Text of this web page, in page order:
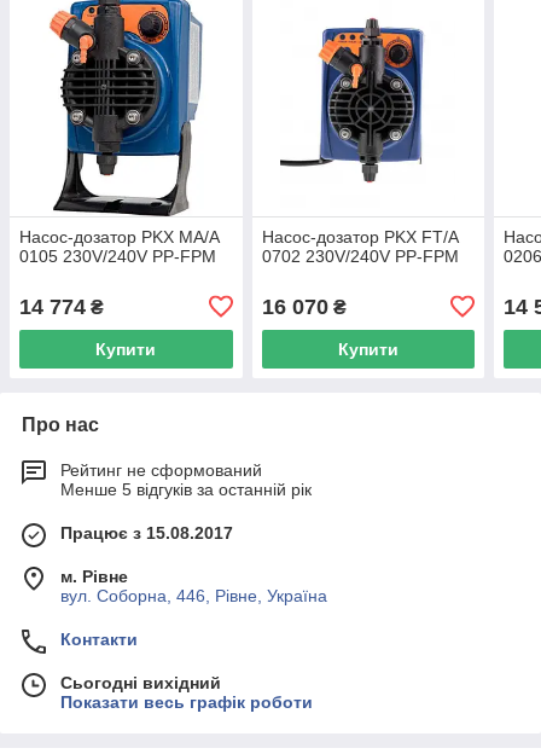
Насос-дозатор PKX MA/A
0105 230V/240V PP-FPM
14 774 ₴
Купити
Насос-дозатор PKX FT/A
0702 230V/240V PP-FPM
16 070₴
Купити
14
Про нас
Рейтинг не сформований
Менше 5 відгуків за останній рік
Працює з 15.08.2017
м. Рівне
вул. Соборна, 446, Рівне, Україна
Контакти
Сьогодні вихідний
Показати весь графік роботи